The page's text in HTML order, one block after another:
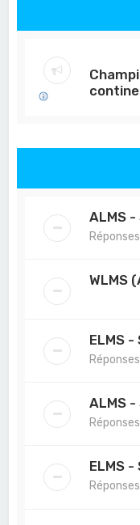
ALMS
WLMS
ELMS
ALMS
ELMS